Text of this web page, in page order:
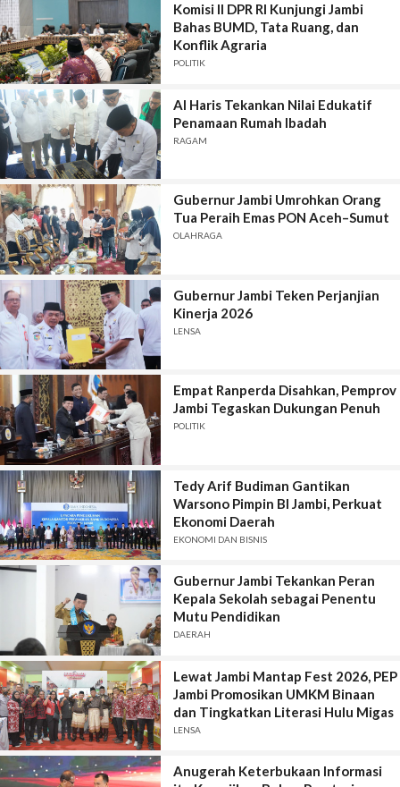
Komisi II DPR RI Kunjungi Jambi
Bahas BUMD, Tata Ruang, dan
Konflik Agraria
POLITIK
Al Haris Tekankan Nilai Edukatif
Penamaan Rumah Ibadah
RAGAM
Gubernur Jambi Umrohkan Orang
Tua Peraih Emas PON Aceh–Sumut
OLAHRAGA
Gubernur Jambi Teken Perjanjian
Kinerja 2026
LENSA
Empat Ranperda Disahkan, Pemprov
Jambi Tegaskan Dukungan Penuh
POLITIK
Tedy Arif Budiman Gantikan
Warsono Pimpin BI Jambi, Perkuat
Ekonomi Daerah
EKONOMI DAN BISNIS
Gubernur Jambi Tekankan Peran
Kepala Sekolah sebagai Penentu
Mutu Pendidikan
DAERAH
Lewat Jambi Mantap Fest 2026, PEP
Jambi Promosikan UMKM Binaan
dan Tingkatkan Literasi Hulu Migas
LENSA
Anugerah Keterbukaan Informasi